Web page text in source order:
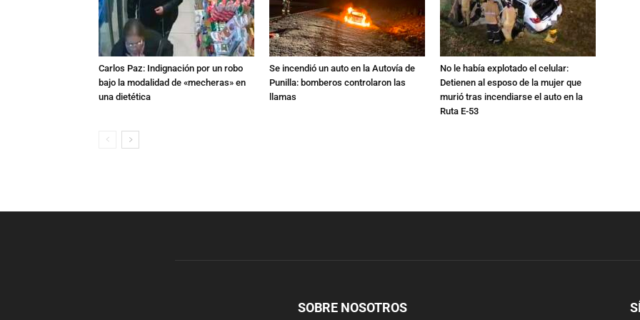
Carlos Paz: Indignación por un robo
bajo la modalidad de «mecheras» en
una dietética
Se incendió un auto en la Autovía de
Punilla: bomberos controlaron las
llamas
No le había explotado el celular:
Detienen al esposo de la mujer que
murió tras incendiarse el auto en la
Ruta E-53
SOBRE NOSOTROS